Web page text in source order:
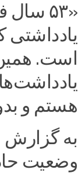
«۵۳
است.
هستم و
به گزارش
وضعیت